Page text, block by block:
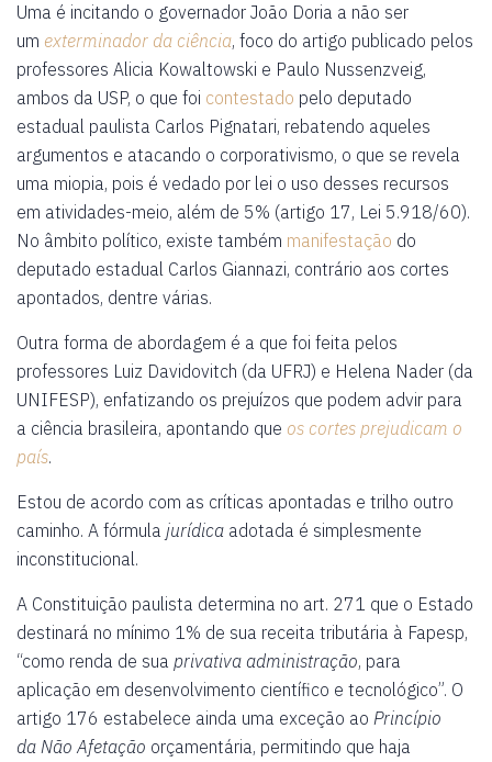
Uma é incitando o governador João Doria a não ser
um exterminador da ciência, foco do artigo publicado pelos
professores Alicia Kowaltowski e Paulo Nussenzveig,
ambos da USP, o que foi contestado pelo deputado
estadual paulista Carlos Pignatari, rebatendo aqueles
argumentos e atacando o corporativismo, o que se revela
uma miopia, pois é vedado por lei o uso desses recursos
em atividades-meio, além de 5% (artigo 17, Lei 5.918/60).
No âmbito político, existe também manifestação do
deputado estadual Carlos Giannazi, contrário aos cortes
apontados, dentre várias.
Outra forma de abordagem é a que foi feita pelos
professores Luiz Davidovitch (da UFRJ) e Helena Nader (da
UNIFESP), enfatizando os prejuízos que podem advir para
a ciência brasileira, apontando que os cortes prejudicam o
país.
Estou de acordo com as críticas apontadas e trilho outro
caminho. A fórmula jurídica adotada é simplesmente
inconstitucional.
A Constituição paulista determina no art. 271 que o Estado
destinará no mínimo 1% de sua receita tributária à Fapesp,
“como renda de sua privativa administração, para
aplicação em desenvolvimento científico e tecnológico”. O
artigo 176 estabelece ainda uma exceção ao Princípio
da Não Afetação orçamentária, permitindo que haja